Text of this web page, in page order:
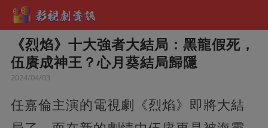
《烈焰》十大強者大結局：黑龍假死，
伍賡成神王？心月葵結局歸隱
2024/04/03
任嘉倫主演的電視劇《烈焰》即將大結